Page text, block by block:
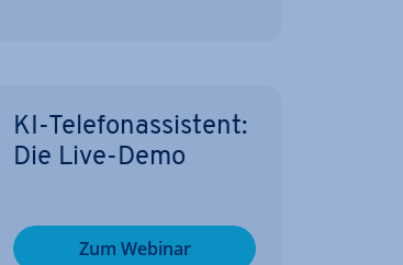
KI-Te­le­fon­as­sis­tent:
Die Live-Demo
Zum Webinar